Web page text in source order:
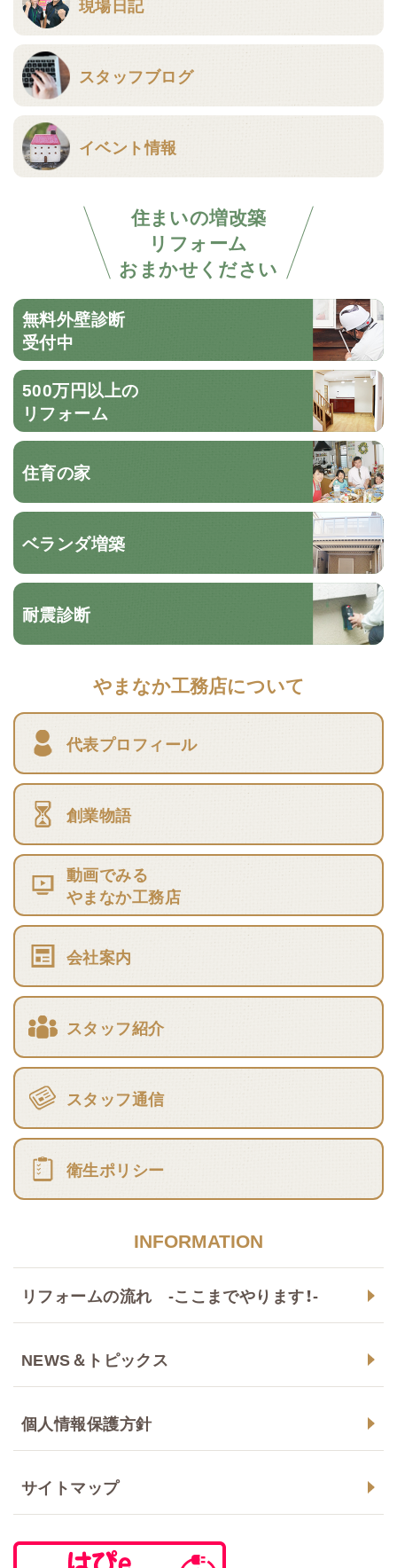
スタッフブログ
イベント情報
住まいの増改築
リフォーム
おまかせください
無料外壁診断
受付中
500万円以上の
リフォーム
住育の家
ベランダ増築
耐震診断
やまなか工務店について
代表プロフィール
創業物語
動画でみる
やまなか工務店
会社案内
スタッフ紹介
スタッフ通信
衛生ポリシー
INFORMATION
リフォームの流れ -ここまでやります！-
NEWS＆トピックス
個人情報保護方針
サイトマップ